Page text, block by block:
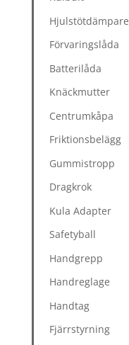
Hjulstötdämpare
Förvaringslåda
Batterilåda
Knäckmutter
Centrumkåpa
Friktionsbelägg
Gummistropp
Dragkrok
Kula Adapter
Safetyball
Handgrepp
Handreglage
Handtag
Fjärrstyrning